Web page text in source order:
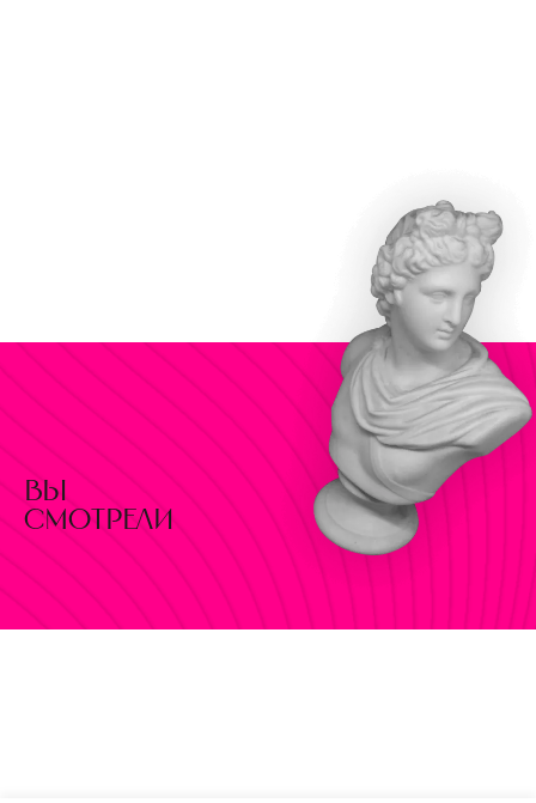
вы
смотрели